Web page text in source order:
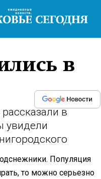
в
в
увидели
Популяция
то можно серьезно